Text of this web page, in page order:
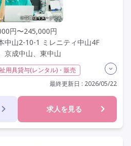
円〜245,000円
中山2-10-1 ミレニティ中山4F
京成中山、東中山
用具貸与(レンタル)・販売
日勤のみ
夜勤なし
交通費支給
年間休日110日以上
定年65歳以上
駅近
最終更新日 : 2026/05/22
求人を見る